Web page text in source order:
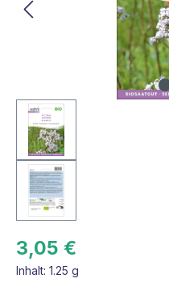
3,05 €
Inhalt: 1.25 g